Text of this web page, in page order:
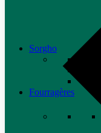
Sorgho
Fourragères